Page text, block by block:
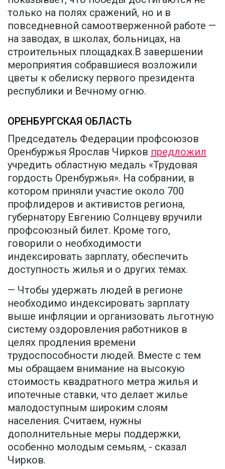
только на полях сражений, но и в
повседневной самоотверженной работе —
на заводах, в школах, больницах, на
строительных площадках.В завершении
мероприятия собравшиеся возложили
цветы к обелиску первого президента
республики и Вечному огню.
ОРЕНБУРГСКАЯ ОБЛАСТЬ
Председатель Федерации профсоюзов
Оренбуржья Ярослав Чирков предложил
учредить областную медаль «Трудовая
гордость Оренбуржья». На собрании, в
котором приняли участие около 700
профлидеров и активистов региона,
губернатору Евгению Солнцеву вручили
профсоюзный билет. Кроме того,
говорили о необходимости
индексировать зарплату, обеспечить
доступность жилья и о других темах.
— Чтобы удержать людей в регионе
необходимо индексировать зарплату
выше инфляции и организовать льготную
систему оздоровления работников в
целях продления времени
трудоспособности людей. Вместе с тем
мы обращаем внимание на высокую
стоимость квадратного метра жилья и
ипотечные ставки, что делает жилье
малодоступным широким слоям
населения. Считаем, нужны
дополнительные меры поддержки,
особенно молодым семьям, - сказал
Чирков.